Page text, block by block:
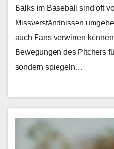
Balks im Baseball sind oft
Missverständnissen
auch Fans verwirren
Bewegungen des Pitchers
sondern spiegeln…